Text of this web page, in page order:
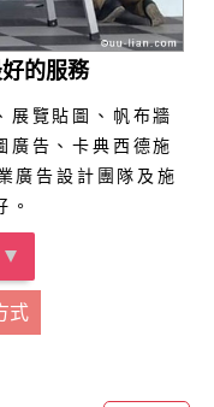
的服務
展覽貼圖、帆布牆
廣告、卡典西德施
廣告設計團隊及施
式